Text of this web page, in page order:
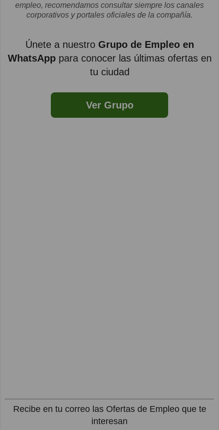
empleo, recomendamos consultar siempre los canales
corporativos y portales oficiales de la compañía.
Únete a nuestro Grupo de Empleo en
WhatsApppara conocer las últimas ofertas en
tu ciudad
Ver Grupo
Recibe en tu correo las Ofertas de Empleo que te
interesan